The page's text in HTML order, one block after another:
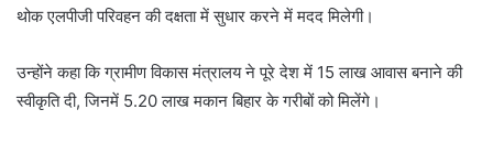
थोक एलपीजी परिवहन की दक्षता में सुधार करने में मदद मिलेगी।
उन्होंने कहा कि ग्रामीण विकास मंत्रालय ने पूरे देश में 15 लाख आवास बनाने की
स्वीकृति दी, जिनमें 5.20 लाख मकान बिहार के गरीबों को मिलेंगे।